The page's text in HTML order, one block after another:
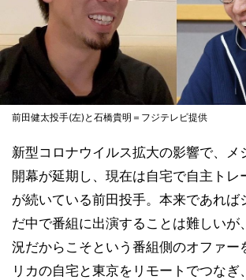
前田健太投手(左)と石橋貴明＝フジテレビ提供
新型コロナウイルス拡大の影響で、メ
開幕が延期し、現在は自宅で自主トレ
が続いている前田投手。本来であれば
だ中で番組に出演することは難しいが
況だからこそという番組側のオファー
リカの自宅と東京をリモートでつなぎ